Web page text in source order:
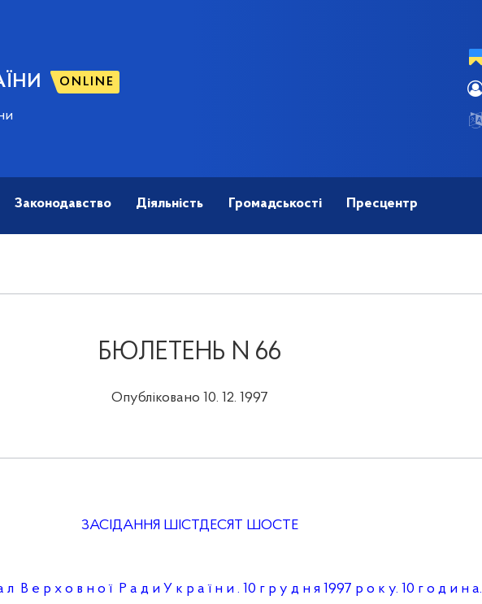
ONLINE
Законодавство Діяльність Громадськості Пресцентр
БЮЛЕТЕНЬ N 66
Опубліковано 10. 12. 1997
ЗАСІДАННЯ ШІСТДЕСЯТ ШОСТЕ
л В е р х о в н о ї Р а д и У к р а ї н и . 10 г р у д н я 1997 р о к у. 10 г о д и н а.